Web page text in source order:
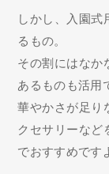
しかし、入園式
るもの。
その割にはなか
あるものも活用
華やかさが足り
クセサリーなど
でおすすめです